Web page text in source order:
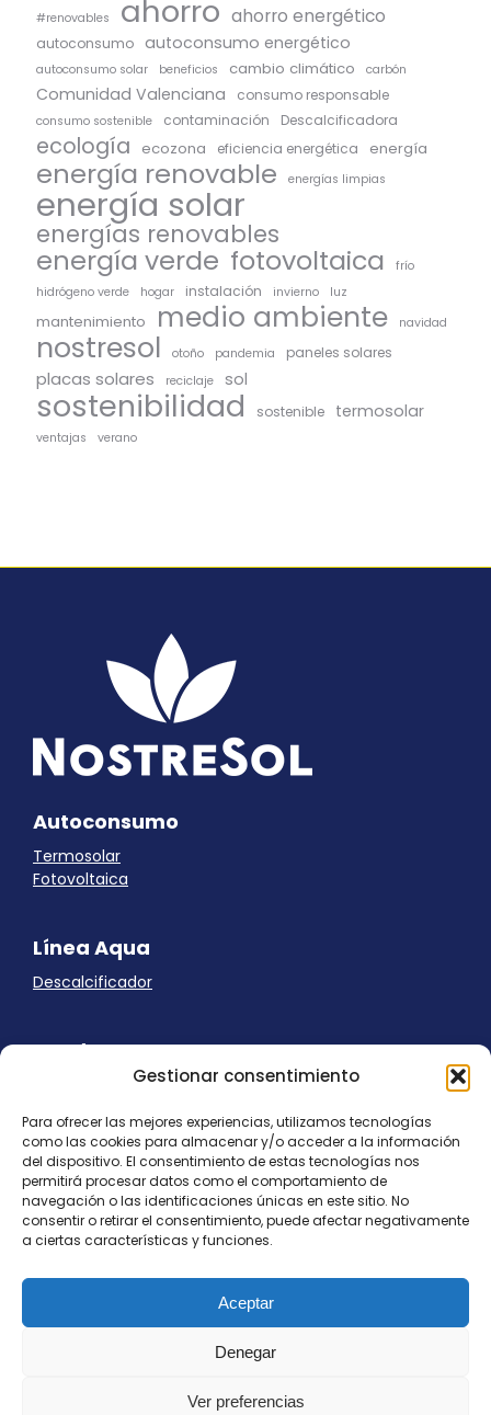
Gestionar consentimiento
Para ofrecer las mejores experiencias, utilizamos tecnologías
como las cookies para almacenar y/o acceder a la información
del dispositivo. El consentimiento de estas tecnologías nos
permitirá procesar datos como el comportamiento de
navegación o las identificaciones únicas en este sitio. No
consentir o retirar el consentimiento, puede afectar negativamente
a ciertas características y funciones.
Aceptar
Denegar
Ver preferencias
#renovables ahorro ahorro energético
autoconsumo autoconsumo energético
autoconsumo solar beneficios cambio climático carbón
Comunidad Valenciana consumo responsable
consumo sostenible contaminación Descalcificadora
ecología ecozona eficiencia energética energía
energía renovable energías limpias
energía solar
energías renovables
energía verde fotovoltaica
frío
hidrógeno verde
hogar instalación invierno luz
mantenimiento medio ambiente navidad
nostresol otoño pandemia paneles solares
placas solares reciclaje sol
sostenibilidad sostenible termosolar
ventajas verano
Autoconsumo
Termosolar
Fotovoltaica
Línea Aqua
Descalcificador
Ayuda
Panel Cookies
Política de privacidad
contacto@nostresol.com
Canal de Denuncias
Trabaja con nosotros